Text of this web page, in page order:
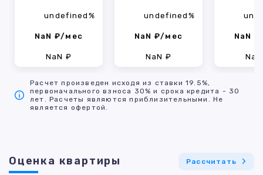
undefined%
NaN ₽/мес
NaN ₽
undefined%
NaN ₽/мес
NaN ₽
NaN
Расчет произведен исходя из ставки 19.5%,
первоначального взноса 30% и срока кредита - 30
лет. Расчеты являются приблизительными. Не
является офертой.
Оценка квартиры Рассчитать